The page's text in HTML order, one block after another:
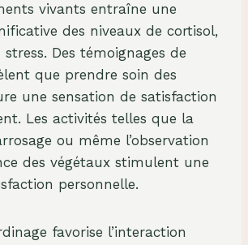
vivants entraîne une
des niveaux de cortisol,
stress. Des témoignages de
que prendre soin des
une sensation de satisfaction
Les activités telles que la
ou même l’observation
des végétaux stimulent une
personnelle.
favorise l’interaction